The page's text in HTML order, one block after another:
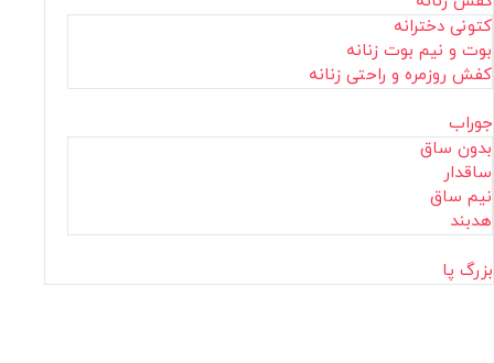
کتونی دخترانه
بوت و نیم بوت زنانه
کفش روزمره و راحتی زنانه
جوراب
بدون ساق
ساقدار
نیم ساق
هدبند
بزرگ پا